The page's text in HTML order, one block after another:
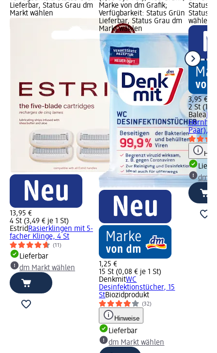
Lieferbar, Status Grau dm
Markt wählen
13,95 €
4 St (3,49 € je 1 St)
EstridRasierklingen mit 5-
facher Klinge, 4 St
(11)
Lieferbar
dm Markt wählen
Marke von dm Grafik;
Verfügbarkeit: Status Grün
Lieferbar, Status Grau dm
Markt wählen
1,25 €
15 St (0,08 € je 1 St)
DenkmitWC
Desinfektionstücher, 15
StBiozidprodukt
(32)
Hinweise
Lieferbar
dm Markt wählen
Status
Status
wählen
3,95 €
2 St
Balea
Paar), 2
dm